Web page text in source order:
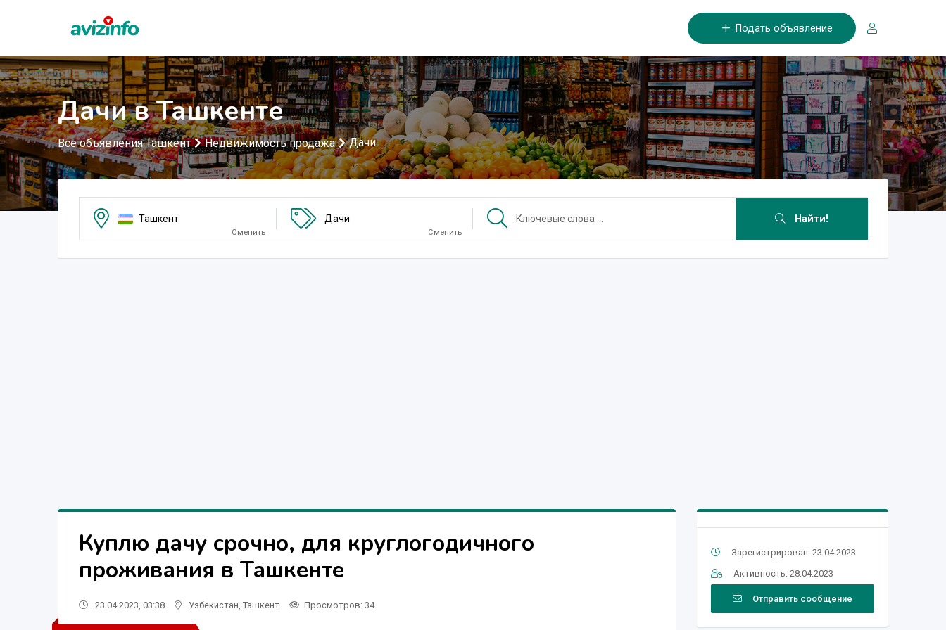
Подать объявление
Дачи в Ташкенте
Все объявления Ташкент Недвижимость продажа Дачи
Ташкент
Сменить
Дачи
Сменить
Найти!
Куплю дачу срочно, для круглогодичного
проживания в Ташкенте
23.04.2023, 03:38 Узбекистан Ташкент Просмотров: 34
Зарегистрирован: 23.04.2023
Активность: 28.04.2023
Отправить сообщение